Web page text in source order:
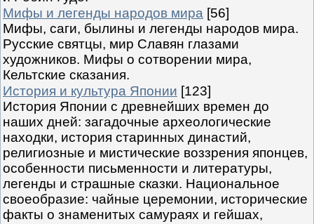
Мифы и легенды народов мира [56]
Мифы, саги, былины и легенды народов мира.
Русские святцы, мир Славян глазами
художников. Мифы о сотворении мира,
Кельтские сказания.
История и культура Японии [123]
История Японии с древнейших времен до
наших дней: загадочные археологические
находки, история старинных династий,
религиозные и мистические воззрения японцев,
особенности письменности и литературы,
легенды и страшные сказки. Национальное
своеобразие: чайные церемонии, исторические
факты о знаменитых самураях и гейшах,